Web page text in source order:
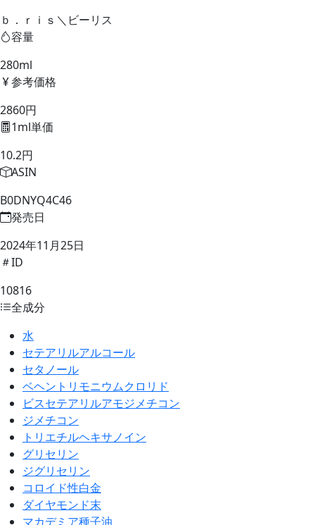
ｂ．ｒｉｓ＼ビーリス
容量
280ml
参考価格
2860円
1ml単価
10.2円
ASIN
B0DNYQ4C46
発売日
2024年11月25日
ID
10816
全成分
水
セテアリルアルコール
セタノール
ベヘントリモニウムクロリド
ビスセテアリルアモジメチコン
ジメチコン
トリエチルヘキサノイン
グリセリン
ジグリセリン
コロイド性白金
ダイヤモンド末
マカデミア種子油